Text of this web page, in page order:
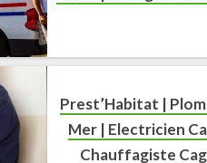
Prest’Habitat |
Mer | Electricien
Chauffagiste